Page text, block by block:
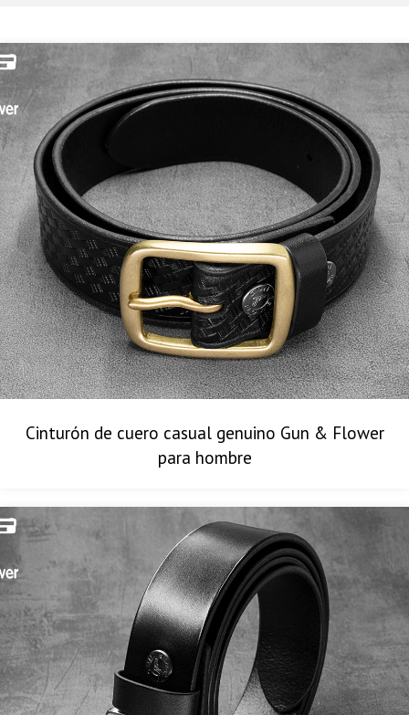
Cinturón de cuero casual genuino Gun & Flower
para hombre